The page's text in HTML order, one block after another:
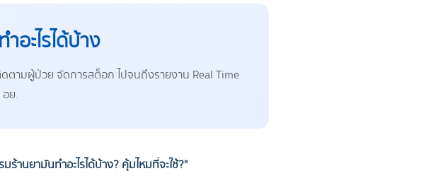
อะไรได้บ้าง
ตามผู้ป่วย จัดการสต็อก ไปจนถึงรายงาน Real Time
ย.
มร้านยามันทำอะไรได้บ้าง? คุ้มไหมที่จะใช้?"